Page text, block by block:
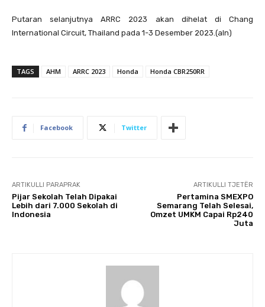
Putaran selanjutnya ARRC 2023 akan dihelat di Chang
International Circuit, Thailand pada 1-3 Desember 2023.(aln)
TAGS AHM ARRC 2023 Honda Honda CBR250RR
Facebook Twitter
ARTIKULLI PARAPRAK
Pijar Sekolah Telah Dipakai
Lebih dari 7.000 Sekolah di
Indonesia
ARTIKULLI TJETËR
Pertamina SMEXPO
Semarang Telah Selesai,
Omzet UMKM Capai Rp240
Juta